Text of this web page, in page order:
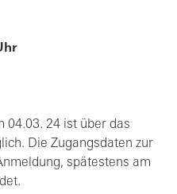
04.03. 24 ist über das
Die Zugangsdaten zur
spätestens am